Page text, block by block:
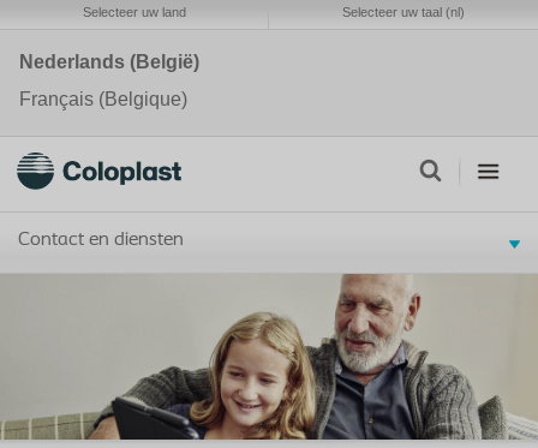
Selecteer uw land Selecteer uw taal (nl)
Nederlands (België)
Français (Belgique)
Contact en diensten